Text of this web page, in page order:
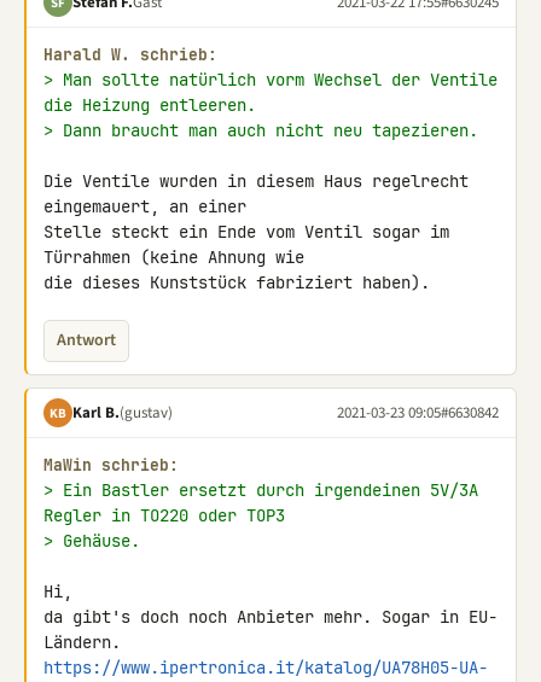
Harald W. schrieb:
> Man sollte natürlich vorm Wechsel der Ventile
die Heizung entleeren.
> Dann braucht man auch nicht neu tapezieren.
Die Ventile wurden in diesem Haus regelrecht
eingemauert, an einer
Stelle steckt ein Ende vom Ventil sogar im
Türrahmen (keine Ahnung wie
die dieses Kunststück fabriziert haben).
Antwort
KB Karl B.(gustav) 2021-03-23 09:05#6630842
MaWin schrieb:
> Ein Bastler ersetzt durch irgendeinen 5V/3A
Regler in TO220 oder TOP3
> Gehäuse.
Hi,
da gibt's doch noch Anbieter mehr. Sogar in EU-
https://www.ipertronica.it/katalog/UA78H05-UA-